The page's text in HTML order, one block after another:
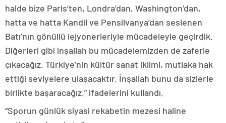
halde bize Paris’ten, Londra’dan, Washington’dan,
hatta ve hatta Kandil ve Pensilvanya’dan seslenen
Batı’nın gönüllü lejyonerleriyle mücadeleyle geçirdik.
Diğerleri gibi inşallah bu mücadelemizden de zaferle
çıkacağız. Türkiye’nin kültür sanat iklimi, mutlaka hak
ettiği seviyelere ulaşacaktır. İnşallah bunu da sizlerle
birlikte başaracağız.” ifadelerini kullandı.
“Sporun günlük siyasi rekabetin mezesi haline